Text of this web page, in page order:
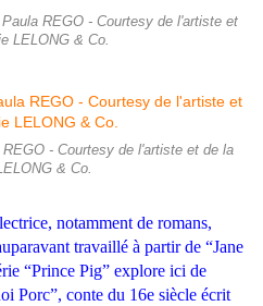
REGO - Courtesy de l'artiste et
LELONG & Co.
- Courtesy de l'artiste et de la
& Co.
notamment de romans,
travaillé à partir de “Jane
“Prince Pig” explore ici de
Porc”, conte du 16e siècle écrit